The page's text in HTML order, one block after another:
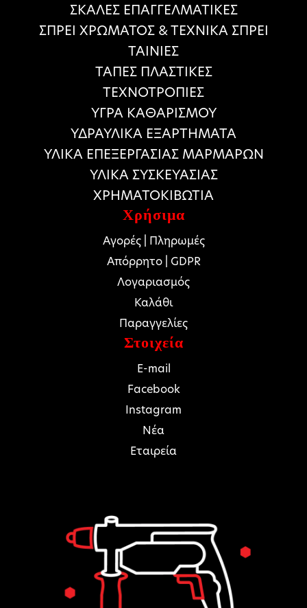
ΣΚΑΛΕΣ ΕΠΑΓΓΕΛΜΑΤΙΚΕΣ
ΣΠΡΕΙ ΧΡΩΜΑΤΟΣ & ΤΕΧΝΙΚΑ ΣΠΡΕΙ
ΤΑΙΝΙΕΣ
ΤΑΠΕΣ ΠΛΑΣΤΙΚΕΣ
ΤΕΧΝΟΤΡΟΠΙΕΣ
ΥΓΡΑ ΚΑΘΑΡΙΣΜΟΥ
ΥΔΡΑΥΛΙΚΑ ΕΞΑΡΤΗΜΑΤΑ
ΥΛΙΚΑ ΕΠΕΞΕΡΓΑΣΙΑΣ ΜΑΡΜΑΡΩΝ
ΥΛΙΚΑ ΣΥΣΚΕΥΑΣΙΑΣ
ΧΡΗΜΑΤΟΚΙΒΩΤΙΑ
Χρήσιμα
Αγορές | Πληρωμές
Απόρρητο | GDPR
Λογαριασμός
Καλάθι
Παραγγελίες
Στοιχεία
E-mail
Facebook
Instagram
Νέα
Εταιρεία